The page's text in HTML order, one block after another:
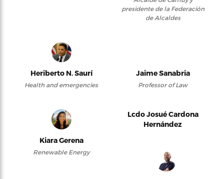
presidente de la Federación
de Alcaldes
Heriberto N. Saurí
Health and emergencies
Jaime Sanabria
Professor of Law
Kiara Gerena
Renewable Energy
Lcdo Josué Cardona
Hernández